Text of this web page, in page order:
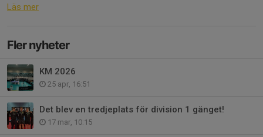
Läs mer
Fler nyheter
KM 2026
25 apr, 16:51
Det blev en tredjeplats för division 1 gänget!
17 mar, 10:15